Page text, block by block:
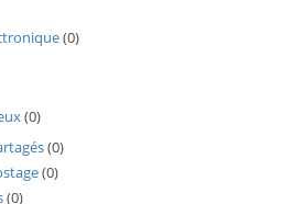
(0)
(0)
(0)
(0)
(0)